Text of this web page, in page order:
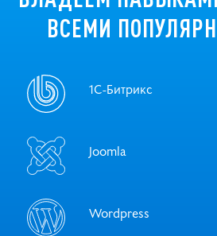
ВСЕМИ
1С-Битрикс
Joomla
Wordpress